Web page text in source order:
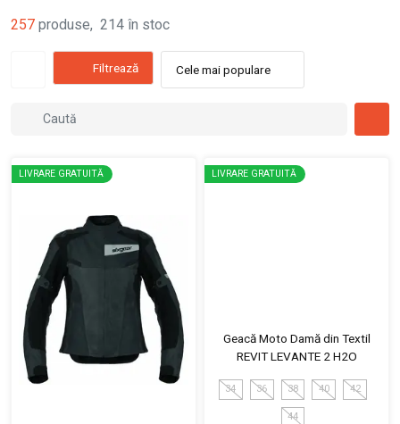
257 produse, 214 în stoc
Filtrează Cele mai populare
LIVRARE GRATUITĂ LIVRARE GRATUITĂ
Geacă Moto Damă din Textil
REVIT LEVANTE 2 H2O
34 36 38 40 42
44